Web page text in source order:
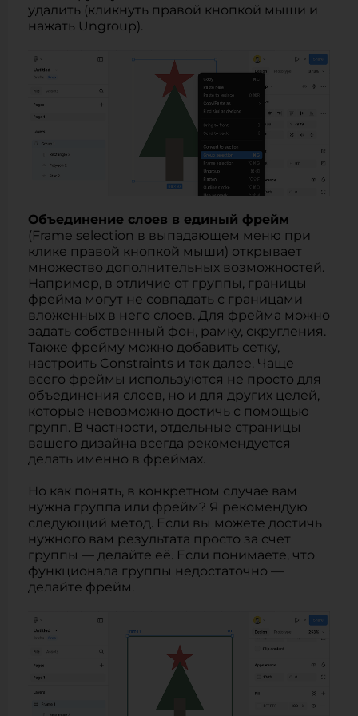
удалить (кликнуть правой кнопкой мыши и
нажать Ungroup).
Объединение слоев в единый фрейм
(Frame selection в выпадающем меню при
клике правой кнопкой мыши) открывает
множество дополнительных возможностей.
Например, в отличие от группы, границы
фрейма могут не совпадать с границами
вложенных в него слоев. Для фрейма можно
задать собственный фон, рамку, скругления.
Также фрейму можно добавить сетку,
настроить Constraints и так далее. Чаще
всего фреймы используются не просто для
объединения слоев, но и для других целей,
которые невозможно достичь с помощью
групп. В частности, отдельные страницы
вашего дизайна всегда рекомендуется
делать именно в фреймах.
Но как понять, в конкретном случае вам
нужна группа или фрейм? Я рекомендую
следующий метод. Если вы можете достичь
нужного вам результата просто за счет
группы — делайте её. Если понимаете, что
функционала группы недостаточно —
делайте фрейм.